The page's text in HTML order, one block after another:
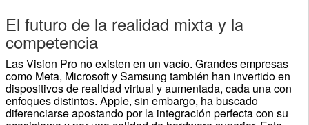
El futuro de la realidad mixta y la
competencia
Las Vision Pro no existen en un vacío. Grandes empresas
como Meta, Microsoft y Samsung también han invertido en
dispositivos de realidad virtual y aumentada, cada una con
enfoques distintos. Apple, sin embargo, ha buscado
diferenciarse apostando por la integración perfecta con su